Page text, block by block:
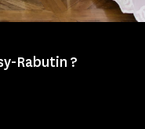
Rabutin ?